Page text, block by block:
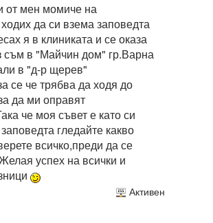
от мен момиче на
да си взема заповедта
я в клиниката и се оказа
съм в "Майчин дом" гр.Варна
в "д-р щерев"
се че трябва да ходя до
да ми оправят
че моя съвет е като си
гледайте какво
всичко,преди да се
успех на всички и
Активен